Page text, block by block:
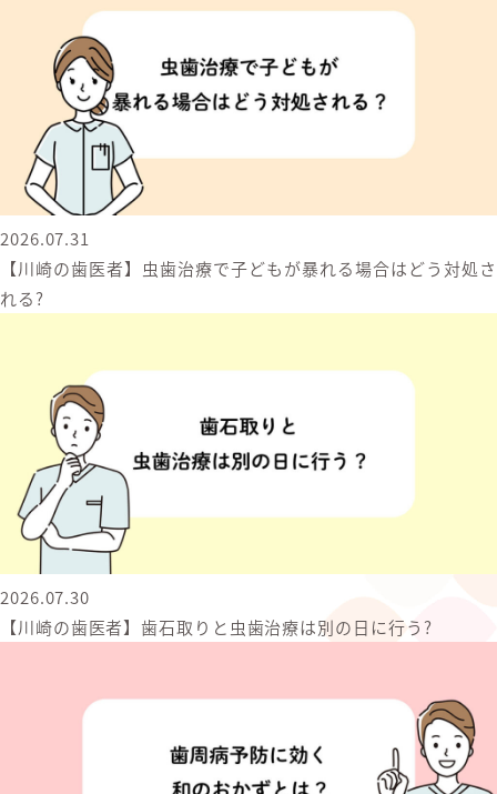
2026.07.31
【川崎の歯医者】虫歯治療で子どもが暴れる場合はどう対処さ
れる?
2026.07.30
【川崎の歯医者】歯石取りと虫歯治療は別の日に行う?